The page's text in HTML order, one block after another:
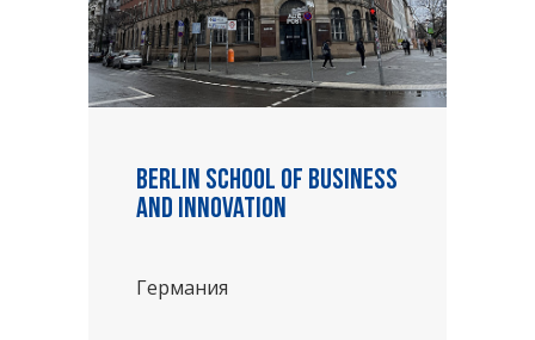
Berlin School of Business
and Innovation
Германия